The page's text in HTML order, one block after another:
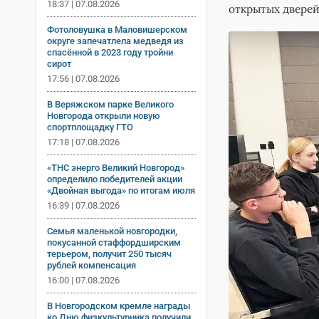
18:37 | 07.08.2026
Фотоловушка в Маловишерском
округе запечатлела медведя из
спасённой в 2023 году тройни
сирот
17:56 | 07.08.2026
В Веряжском парке Великого
Новгорода открыли новую
спортплощадку ГТО
17:18 | 07.08.2026
«ТНС энерго Великий Новгород»
определило победителей акции
«Двойная выгода» по итогам июля
16:39 | 07.08.2026
Семья маленькой новгородки,
покусанной стаффордширским
терьером, получит 250 тысяч
рублей компенсация
16:00 | 07.08.2026
В Новгородском кремле награды
открытых дверей